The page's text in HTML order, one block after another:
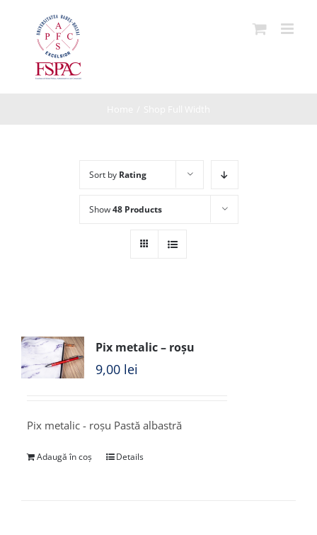
Sort by Rating
Show48 Products
Pix metalic – roșu
9,00 lei
Pix metalic - roșu Pastă albastră
Adaugă în coș Details